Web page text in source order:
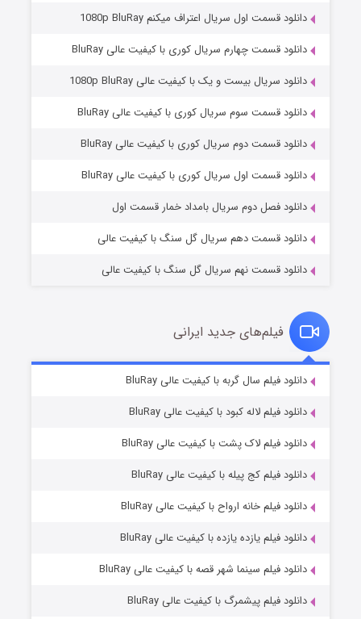
وستی ها
قسمت۱ (زیرنویس) منتشر شد
قسمت۶ (زیرنویس) منتشر شد
دانلود قسمت اول سریال اعتراف میکنم 1080p BluRay
دانلود قسمت چهارم سریال کوری با کیفیت عالی BluRay
دانلود سریال بیست و یک با کیفیت عالی 1080p BluRay
دانلود قسمت سوم سریال کوری با کیفیت عالی BluRay
دانلود قسمت دوم سریال کوری با کیفیت عالی BluRay
دانلود قسمت اول سریال کوری با کیفیت عالی BluRay
دانلود فصل دوم سریال بامداد خمار قسمت اول
دانلود قسمت دهم سریال گل سنگ با کیفیت عالی
دانلود قسمت نهم سریال گل سنگ با کیفیت عالی
فیلم‌های جدید ایرانی
دانلود فیلم سال گربه با کیفیت عالی BluRay
دانلود فیلم لاله کبود با کیفیت عالی BluRay
دانلود فیلم لاک پشت با کیفیت عالی BluRay
دانلود فیلم کج‌ پیله با کیفیت عالی BluRay
دانلود فیلم خانه ارواح با کیفیت عالی BluRay
دانلود فیلم یازده یازده با کیفیت عالی BluRay
دانلود فیلم سینما شهر قصه با کیفیت عالی BluRay
دانلود فیلم پیشمرگ با کیفیت عالی BluRay